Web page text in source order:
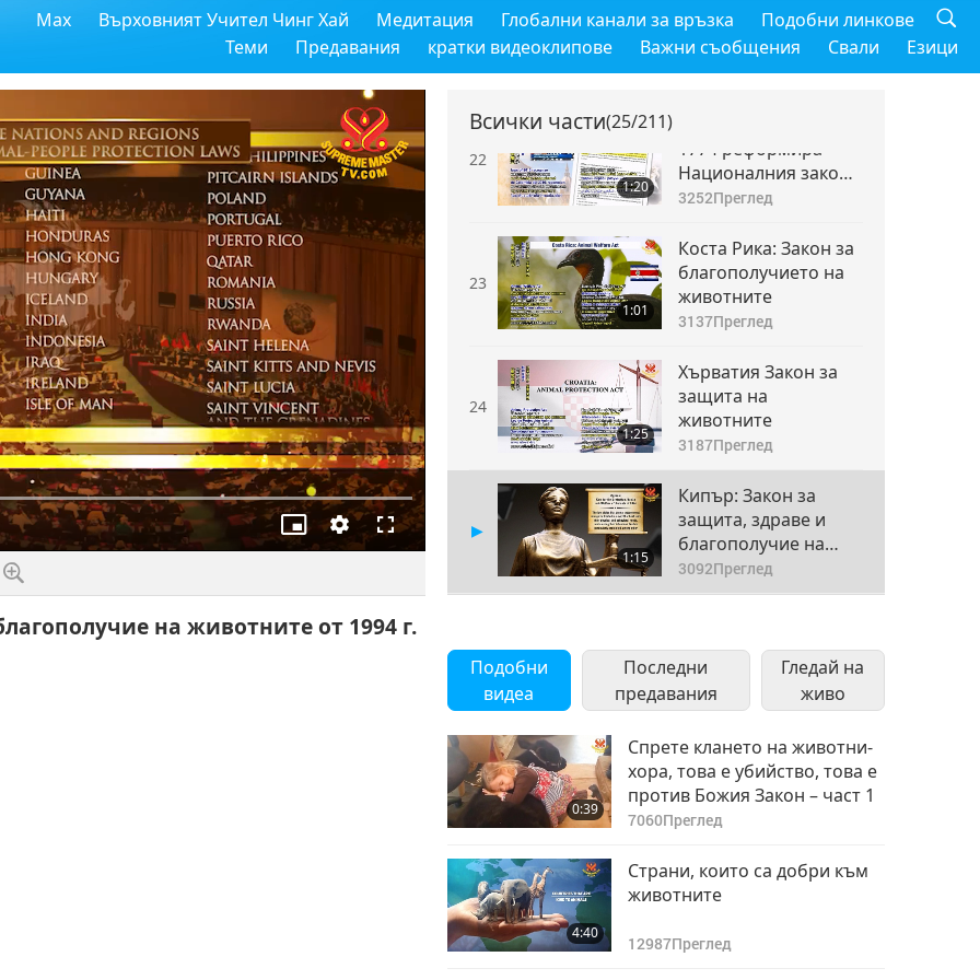
Max Върховният Учител Чинг Хай Медитация Глобални канали за връзка
Подобни линкове
Теми
Предавания кратки видеоклипове Важни съобщения Свали Езици
Картина
в
Качество
Цял
екран
на животните от 1994 г.
Всички части(25/211)
Закон за защита на
животните
3169Преглед
22
1:20
1774 реформира
Националния закон
за защита на
Колумбийски
граждански кодекс,
Наказателен кодекс
и т. н.
3252Преглед
23
1:01
Коста Рика: Закон за
благополучието на
животните
3137Преглед
24
1:25
Хърватия Закон за
защита на
животните
3187Преглед
1:15
Кипър: Закон за
защита, здраве и
благополучие на
животните от 1994 г.
3092Преглед
26
благополучието на
животните
3325Преглед
27
0:50
Дания: Закон за
защита на
животните от 2017 г.
3257Преглед
28
Доминика: Закон за
защита на
3263Преглед
Подобни
видеа
Последни
предавания
Гледай на
живо
0:39
Спрете клането на животни-
хора, това е убийство, това е
против Божия Закон – част 1
7060Преглед
4:40
Страни, които са добри към
животните
12987Преглед